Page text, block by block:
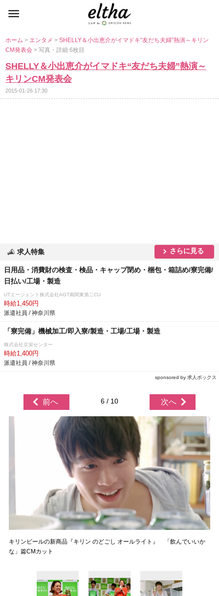
ホーム> エンタメ>SHELLY＆小出恵介がイマドキ“友だち夫婦”熱演～キリン
CM発表会> 写真・詳細 6枚目
SHELLY＆小出恵介がイマドキ“友だち夫婦”熱演～
キリンCM発表会
2015-01-26 17:30
求人特集 さらに見る
日用品・消費財の検査・検品・キャップ閉め・梱包・箱詰め/寮完備/
日払い/工場・製造
UTエージェント株式会社AGT南関東第二CU
時給1,450円
派遣社員 / 神奈川県
「寮完備」機械加工/即入寮/製造・工場/工場・製造
株式会社京栄センター
時給1,400円
派遣社員 / 神奈川県
sponsored by 求人ボックス
前へ 6 / 10 次へ
キリンビールの新商品『キリン のどごし オールライト』 「飲んでいいか
な」篇CMカット